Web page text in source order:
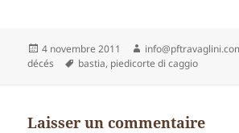
Publié
le
4 novembre 2011 Auteur
décés
Mots-
bastia, piedicorte di caggio
Laisser un commentaire